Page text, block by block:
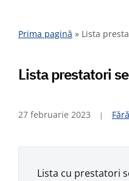
Prima pagină » Lista
Lista prestatori
27 februarie 2023
Lista cu prestatori